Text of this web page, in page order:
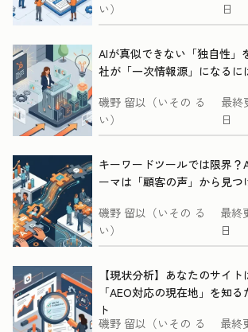
い）
日
AIが真似できない「独自性」
社が「一次情報源」になるに
磯野 留以（いその る
い）
最終
日
キーワードツールでは限界？
ーマは「顧客の声」から見つ
磯野 留以（いその る
い）
最終
日
【現状分析】あなたのサイ
「AEO対応の現在地」を知
ト
磯野 留以（いその る
最終